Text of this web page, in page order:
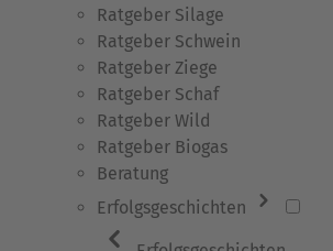
Ratgeber Silage
Ratgeber Schwein
Ratgeber Ziege
Ratgeber Schaf
Ratgeber Wild
Ratgeber Biogas
Beratung
Erfolgsgeschichten